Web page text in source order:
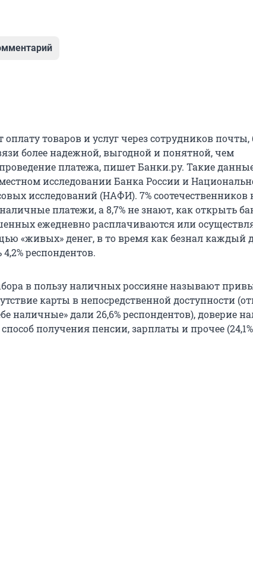
оплату товаров и услуг через сотрудников
более надежной, выгодной и понятной, чем
платежа, пишет Банки.ру. Такие
исследовании Банка России и
исследований (НАФИ). 7% соотечественников
платежи, а 8,7% не знают, как открыть
ежедневно расплачиваются или
«живых» денег, в то время как безнал каждый
респондентов.
в пользу наличных россияне называют
карты в непосредственной доступности
наличные» дали 26,6% респондентов), доверие
получения пенсии, зарплаты и прочее